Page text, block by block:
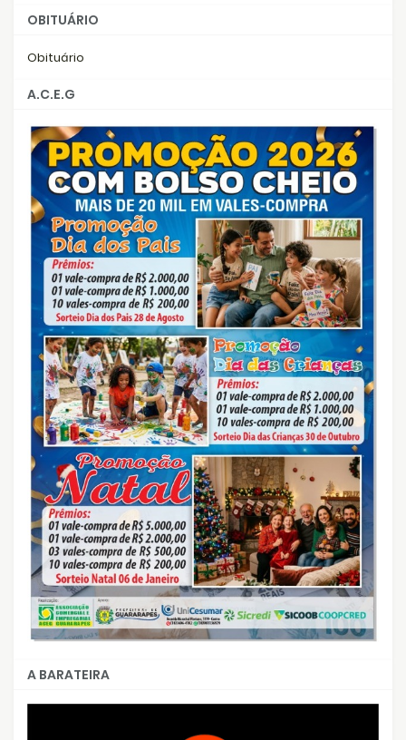
OBITUÁRIO
Obituário
A.C.E.G
A BARATEIRA